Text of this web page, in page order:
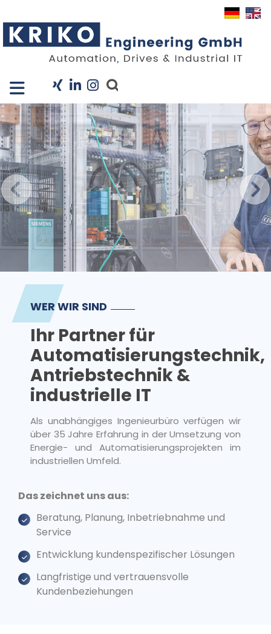
Unternehmen
Projekte
Branchen
KRIS
Karriere
News
Impressum
WER WIR SIND
Ihr Partner für
Automatisierungstechnik,
Antriebstechnik &
industrielle IT
Als unabhängiges Ingenieurbüro verfügen wir
über 35 Jahre Erfahrung in der Umsetzung von
Energie- und Automatisierungsprojekten im
industriellen Umfeld.
Das zeichnet uns aus:
Beratung, Planung, Inbetriebnahme und
Service
Entwicklung kundenspezifischer Lösungen
Langfristige und vertrauensvolle
Kundenbeziehungen